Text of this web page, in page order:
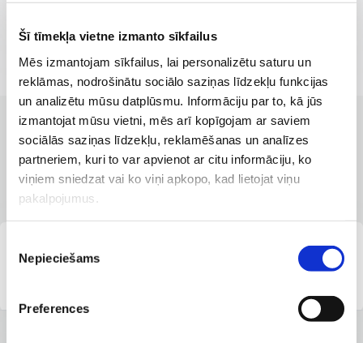
Šī tīmekļa vietne izmanto sīkfailus
Mēs izmantojam sīkfailus, lai personalizētu saturu un
reklāmas, nodrošinātu sociālo saziņas līdzekļu funkcijas
un analizētu mūsu datplūsmu. Informāciju par to, kā jūs
izmantojat mūsu vietni, mēs arī kopīgojam ar saviem
sociālās saziņas līdzekļu, reklamēšanas un analīzes
partneriem, kuri to var apvienot ar citu informāciju, ko
viņiem sniedzat vai ko viņi apkopo, kad lietojat viņu
pakalpojumus.
izvēle
Nepieciešams
Preferences
KLĪNIKAS AR LABĀKAJIEM PAKALPOJUMIEM
Filiāles, kurās pieejams
pakalpojums
Nodaļa Brīvības ielā